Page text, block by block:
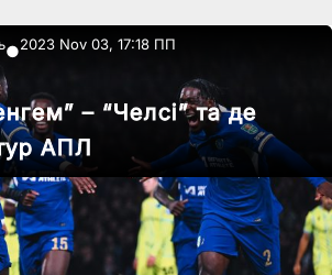
●2023 Nov 03, 17:18 ПП
– “Челсі” та де
АПЛ